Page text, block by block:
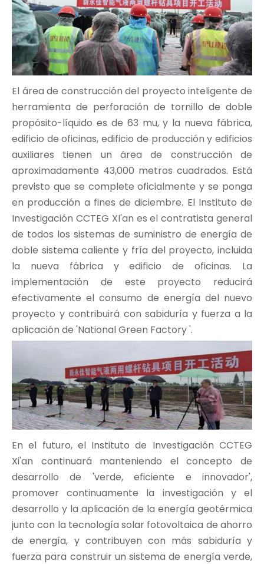
El área de construcción del proyecto inteligente de
herramienta de perforación de tornillo de doble
propósito-líquido es de 63 mu, y la nueva fábrica,
edificio de oficinas, edificio de producción y edificios
auxiliares tienen un área de construcción de
aproximadamente 43,000 metros cuadrados. Está
previsto que se complete oficialmente y se ponga
en producción a fines de diciembre. El Instituto de
Investigación CCTEG XI'an es el contratista general
de todos los sistemas de suministro de energía de
doble sistema caliente y fría del proyecto, incluida
la nueva fábrica y edificio de oficinas. La
implementación de este proyecto reducirá
efectivamente el consumo de energía del nuevo
proyecto y contribuirá con sabiduría y fuerza a la
aplicación de 'National Green Factory '.
En el futuro, el Instituto de Investigación CCTEG
Xi'an continuará manteniendo el concepto de
desarrollo de 'verde, eficiente e innovador',
promover continuamente la investigación y el
desarrollo y la aplicación de la energía geotérmica
junto con la tecnología solar fotovoltaica de ahorro
de energía, y contribuyen con más sabiduría y
fuerza para construir un sistema de energía verde,